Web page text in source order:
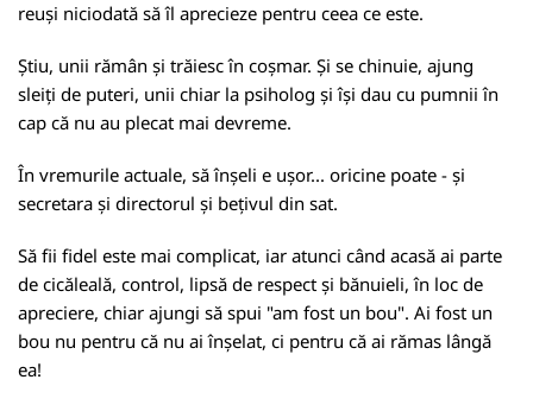
reuși niciodată să îl aprecieze pentru ceea ce este.
Știu, unii rămân și trăiesc în coșmar. Și se chinuie, ajung
sleiți de puteri, unii chiar la psiholog și își dau cu pumnii în
cap că nu au plecat mai devreme.
În vremurile actuale, să înșeli e ușor... oricine poate - și
secretara și directorul și bețivul din sat.
Să fii fidel este mai complicat, iar atunci când acasă ai parte
de cicăleală, control, lipsă de respect și bănuieli, în loc de
apreciere, chiar ajungi să spui "am fost un bou". Ai fost un
bou nu pentru că nu ai înșelat, ci pentru că ai rămas lângă
ea!